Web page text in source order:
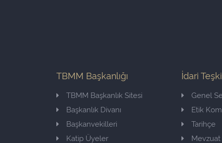
TBMM Başkanlığı
TBMM Başkanlık Sitesi
Başkanlık Divanı
Başkanvekilleri
Katip Üyeler
İdari
Genel
Etik
Tarihçe
Mevzuat